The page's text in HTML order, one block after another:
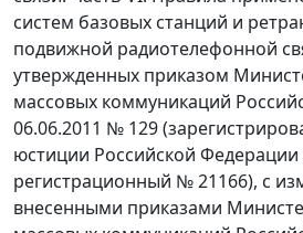
систем базовых станций и
подвижной радиотелефонной
утвержденных приказом
массовых коммуникаций
06.06.2011 № 129
юстиции Российской Федерации
регистрационный № 21166), с
внесенными приказами